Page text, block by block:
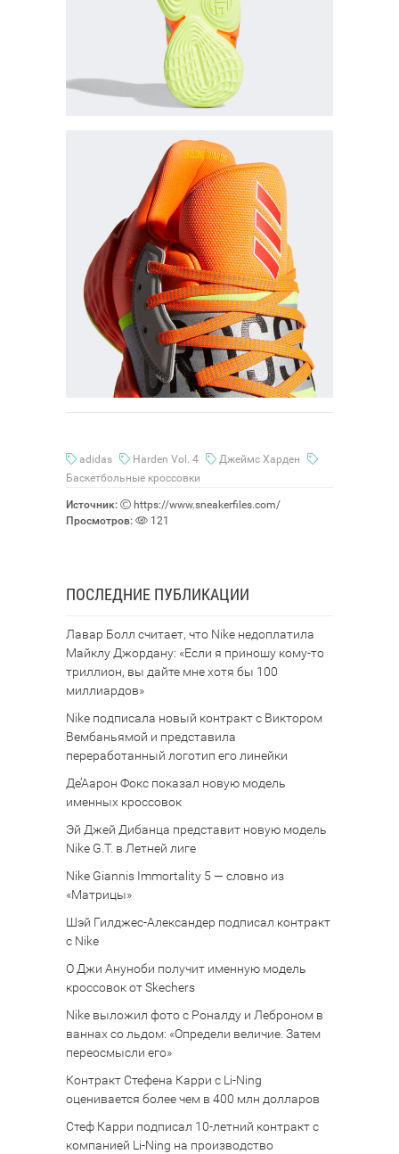
adidas Harden Vol. 4
Джеймс Харден
Баскетбольные кроссовки
Источник:
https://www.sneakerfiles.com/
Просмотров:
121
ПОСЛЕДНИЕ ПУБЛИКАЦИИ
Лавар Болл считает, что Nike недоплатила
Майклу Джордану: «Если я приношу кому-то
триллион, вы дайте мне хотя бы 100
миллиардов»
Nike подписала новый контракт с Виктором
Вембаньямой и представила
переработанный логотип его линейки
Де’Аарон Фокс показал новую модель
именных кроссовок
Эй Джей Дибанца представит новую модель
Nike G.T. в Летней лиге
Nike Giannis Immortality 5 — словно из
«Матрицы»
Шэй Гилджес-Александер подписал контракт
с Nike
О Джи Ануноби получит именную модель
кроссовок от Skechers
Nike выложил фото с Роналду и Леброном в
ваннах со льдом: «Определи величие. Затем
переосмысли его»
Контракт Стефена Карри с Li-Ning
оценивается более чем в 400 млн долларов
Стеф Карри подписал 10-летний контракт с
компанией Li-Ning на производство